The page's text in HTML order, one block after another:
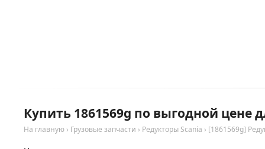
Купить 1861569g по выгодной цене
На главную › Грузовые запчасти › Редукторы Scania › [1861569g]